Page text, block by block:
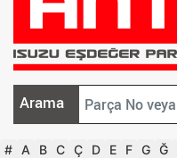
Arama
# A B C Ç D E F G Ğ